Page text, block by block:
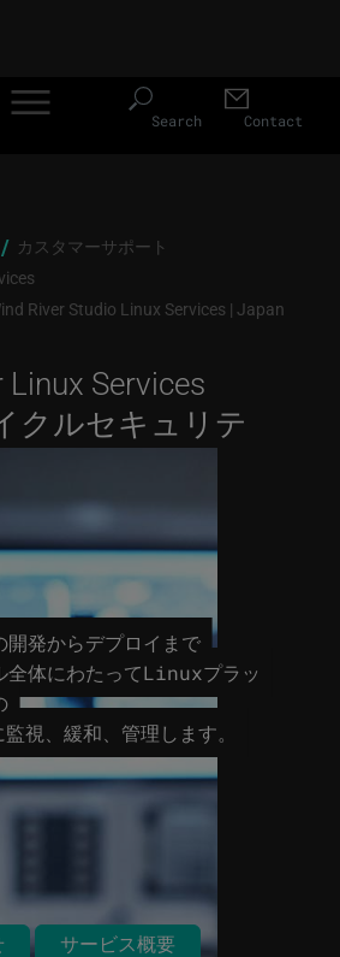
JP Search Contact
カスタマーサポート
River Studio Linux Services | Japan
Linux Services
クルセキュリテ
開発からデプロイまで
全体にわたってLinuxプラッ
視、緩和、管理します。
サービス概要